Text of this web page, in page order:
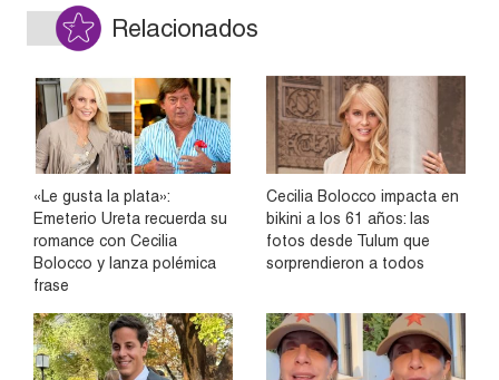
Relacionados
«Le gusta la plata»:
Emeterio Ureta recuerda su
romance con Cecilia
Bolocco y lanza polémica
frase
Cecilia Bolocco impacta en
bikini a los 61 años: las
fotos desde Tulum que
sorprendieron a todos